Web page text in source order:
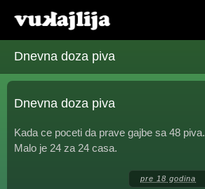
Dnevna doza piva
Dnevna doza piva
Kada ce poceti da prave gajbe sa 48 piva.
Malo je 24 za 24 casa.
pre 18 godina